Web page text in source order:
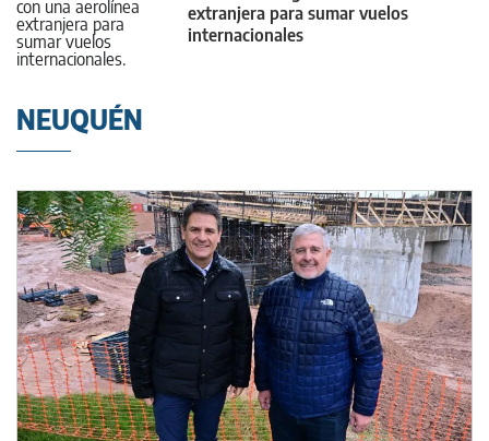
extranjera para sumar vuelos
internacionales
NEUQUÉN